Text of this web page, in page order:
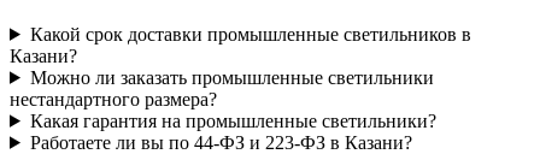
Какой срок доставки промышленные светильников в
Казани?
Можно ли заказать промышленные светильники
нестандартного размера?
Какая гарантия на промышленные светильники?
Работаете ли вы по 44-ФЗ и 223-ФЗ в Казани?